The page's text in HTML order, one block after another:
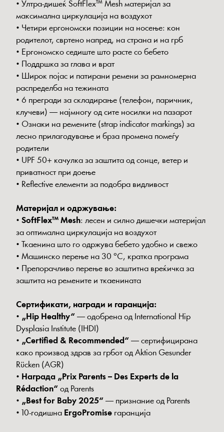
• Ултра-дишеќ SoftFlex™ Mesh материјал за
максимална циркулација на воздухот
• Четири ергономски позиции на носење: кон
родителот, свртено напред, на страна и на грб
• Ергономско седиште што расте со бебето
• Поддршка за глава и врат
• Широк појас и патирани ремени за рамномерна
распределба на тежината
• 6 прегради за складирање (телефон, паричник,
клучеви) — најмногу од сите носилки на пазарот
• Ознаки на ремените (strap indicator markings) за
лесно прилагодување и брза промена помеѓу
родители
• UPF 50+ качулка за заштита од сонце, ветер и
приватност при доење
• Reflective елементи за подобра видливост
Материјал и одржување:
• SoftFlex™ Mesh: лесен и силно дишечки материјал
за оптимална циркулација на воздухот
• Ткаенина што го одржува бебето удобно и свежо
• Машинско перење на 30 °C, кратка програма
• Препорачливо перење во заштитна вреќичка за
заштита на ремените и ткаенината
Сертификати, награди и гаранција:
• „Hip Healthy“ — одобрена од International Hip
Dysplasia Institute (IHDI)
• „Certified & Recommended“ — сертифицирана
како производ здрав за грбот од Aktion Gesunder
Rücken (AGR)
• Награда „Prix Parents – Des Experts de la
Rédaction“ од Parents
• „Best for Baby 2025“ — признание од Parents
• 10-годишна ErgoPromise гаранција